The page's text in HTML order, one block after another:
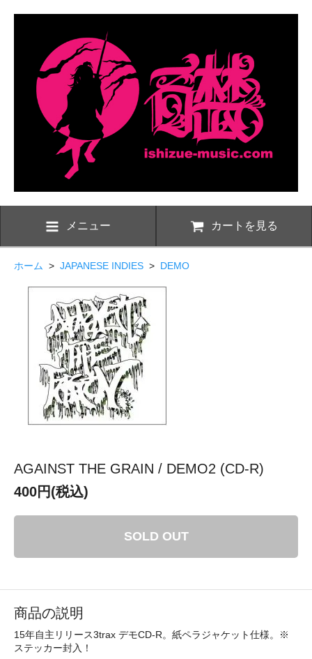
メニュー カートを見る
ホーム > JAPANESE INDIES > DEMO
AGAINST THE GRAIN / DEMO2 (CD-R)
400円(税込)
SOLD OUT
商品の説明
15年自主リリース3trax デモCD-R。紙ペラジャケット仕様。※
ステッカー封入！